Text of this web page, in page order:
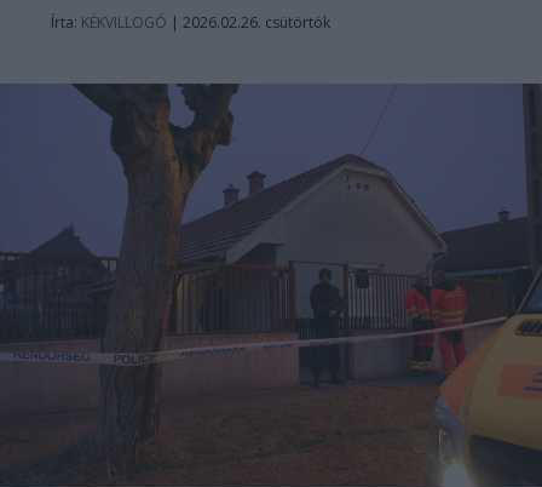
Írta: KÉKVILLOGÓ | 2026.02.26. csütörtök